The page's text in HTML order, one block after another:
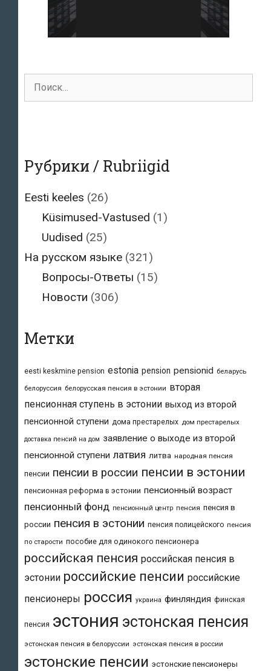
Поиск
для:
Рубрики / Rubriigid
Eesti keeles (26)
Küsimused-Vastused (1)
Uudised (25)
На русском языке (321)
Вопросы-Ответы (15)
Новости (306)
Метки
eesti keskmine pension estonia pension pensionid беларусь
белоруссия белорусская пенсия в эстонии вторая
пенсионная ступень в эстонии выход из второй
пенсионной ступени дома престарелых дом престарелых
доставка пенсий на дом заявление о выходе из второй
пенсионной ступени латвия литва народная пенсия
пенсии пенсии в россии пенсии в эстонии
пенсионная реформа в эстонии пенсионный возраст
пенсионный фонд пенсионный центр пенсия пенсия в
россии пенсия в эстонии пенсия полицейского пенсия
по старости пособие для одинокого пенсионера
российская пенсия российская пенсия в
эстонии российские пенсии российские
пенсионеры россия украина финляндия финская
пенсия эстония эстонская пенсия
эстонская пенсия в белоруссии эстонская пенсия в россии
эстонские пенсии эстонские пенсионеры